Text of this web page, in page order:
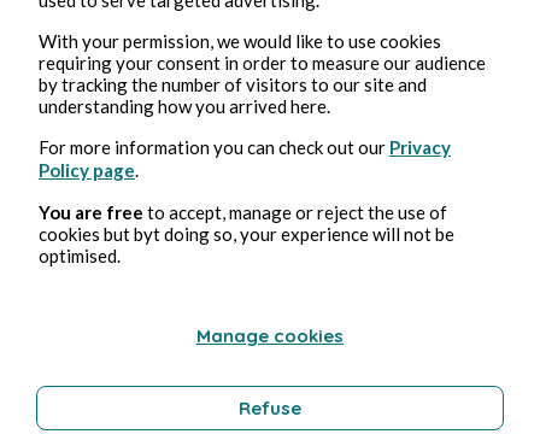
With your permission, we would like to use cookies
requiring your consent in order to measure our audience
by tracking the number of visitors to our site and
understanding how you arrived here.
For more information you can check out our Privacy
Policy page
You are free to accept, manage or reject the use of
cookies but byt doing so, your experience will not be
optimised.
Manage cookies
Refuse